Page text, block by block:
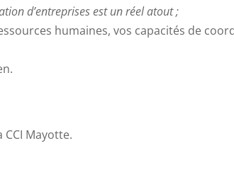
d’entreprises est un réel atout ;
humaines, vos capacités de
Mayotte.